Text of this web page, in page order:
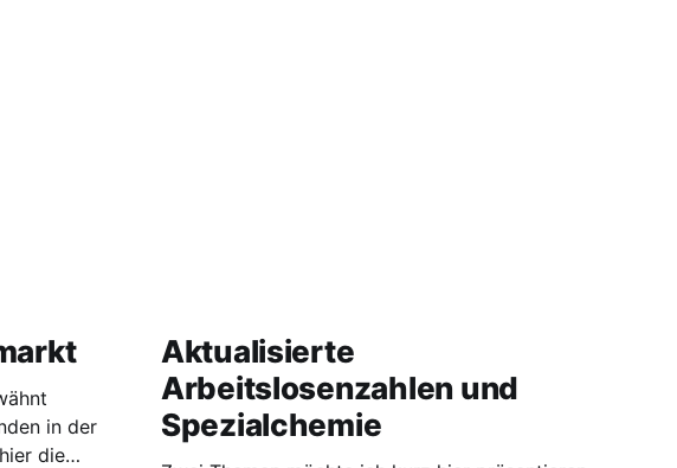
in der
die
Aktualisierte
Arbeitslosenzahlen und
Spezialchemie